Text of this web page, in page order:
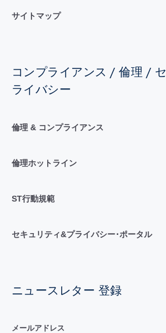
サイトマップ
コンプライアンス / 倫理 /
ライバシー
倫理 & コンプライアンス
倫理ホットライン
ST行動規範
セキュリティ&プライバシー･ポータル
ニュースレター 登録
メールアドレス